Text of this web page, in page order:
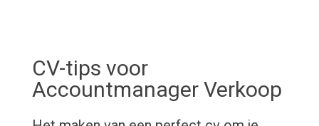
CV-tips voor
Accountmanager Verkoop